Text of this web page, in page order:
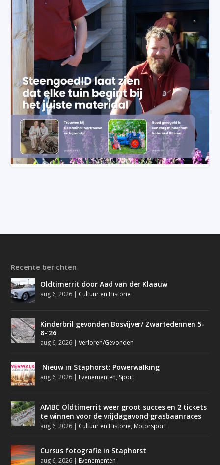
Recente berichten
Oldtimerrit door Aad van der Klaauw
aug 6, 2026 | Cultuur en Historie
Kinderbril gevonden Bosvijver/ Zwartedennen 5-
8-’26
aug 6, 2026 |Verloren/Gevonden
Nieuw in Staphorst: Powerwalking
aug 6, 2026 | Evenementen, Sport
AMBC Oldtimerrit weer groot succes en 2 tickets
te winnen voor de vrijdagavond grasbaanraces
aug 6, 2026 | Cultuur en Historie, Motorsport
Cursus fotografie in Staphorst
aug 6, 2026 | Evenementen